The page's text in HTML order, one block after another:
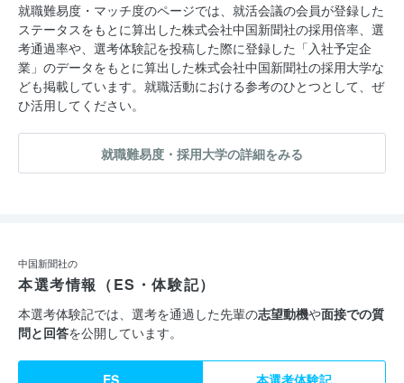
就職難易度・マッチ度のページでは、就活会議の会員が登録した
ステータスをもとに算出した株式会社中国新聞社の採用倍率、選
考通過率や、選考体験記を投稿した際に登録した「入社予定企
業」のデータをもとに算出した株式会社中国新聞社の採用大学な
ども掲載しています。就職活動における参考のひとつとして、ぜ
ひ活用してください。
就職難易度・採用大学の詳細をみる
中国新聞社の
本選考情報（ES・体験記）
本選考体験記では、選考を通過した先輩の志望動機や面接での質
問と回答を公開しています。
ES 本選考体験記